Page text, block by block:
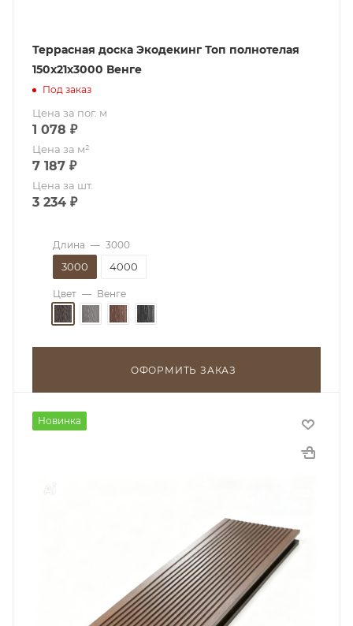
Террасная доска Экодекинг Топ полнотелая
150x21x3000 Венге
Под заказ
Цена за пог. м
1 078 ₽
Цена за м²
7 187 ₽
Цена за шт.
3 234 ₽
Длина — 3000
3000 4000
Цвет — Венге
ОФОРМИТЬ ЗАКАЗ
Новинка